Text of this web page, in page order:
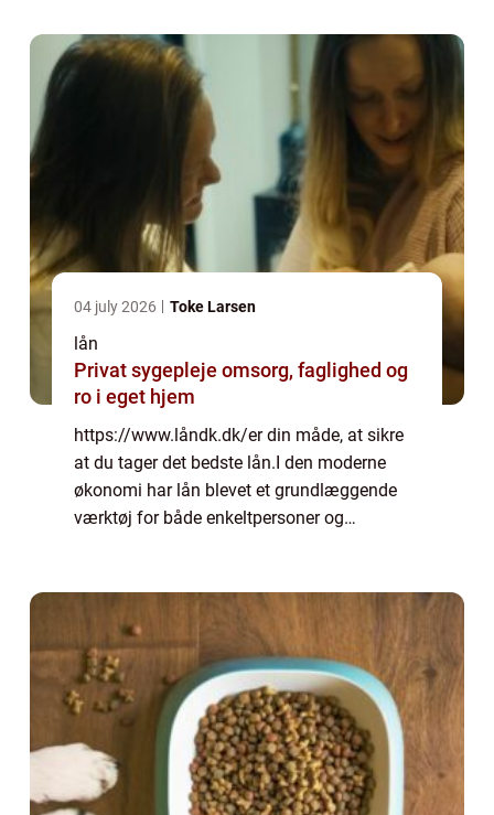
04 july 2026 Toke Larsen
lån
Privat sygepleje omsorg, faglighed og
ro i eget hjem
https://www.låndk.dk/er din måde, at sikre
at du tager det bedste lån.I den moderne
økonomi har lån blevet et grundlæggende
værktøj for både enkeltpersoner og